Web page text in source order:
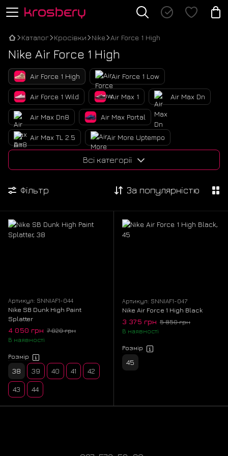
Каталог Кросівки Nike Air Force 1 High
Nike Air Force 1 High
Air Force 1 High Air Force 1 Low
Air Force 1 Wild Air Max 1 Air Max Dn
Air Max Dn8 Air Max Portal
Air Max TL 2.5 Air More Uptempo
Air Zoom Alphafly 2
Dunk Low Initiator Gore-Tex
Pegasus Trail 5 Gore-Tex
Rivah Gore-Tex SB Dunk Low
Air Max 90 Ava Rover
Air Max Tailwind V x Skepta
Air More Uptempo Low
Air Max 90 Terrascape Vomero
Mind 002 KD 18 Jordan Trunner
Всі категорії
Фільтр За популярністю
Артикул: SNNIAF1-044
Nike SB Dunk High Paint
Splatter
4 050 грн 7 020 грн
В наявності
Розмір
38 39 40 41 42
43 44
Артикул: SNNIAF1-047
Nike Air Force 1 High Black
3 375 грн 5 850 грн
В наявності
Розмір
45